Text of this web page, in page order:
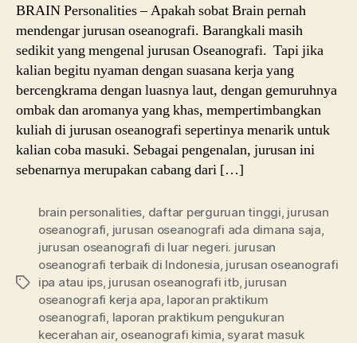
BRAIN Personalities – Apakah sobat Brain pernah
mendengar jurusan oseanografi. Barangkali masih
sedikit yang mengenal jurusan Oseanografi. Tapi jika
kalian begitu nyaman dengan suasana kerja yang
bercengkrama dengan luasnya laut, dengan gemuruhnya
ombak dan aromanya yang khas, mempertimbangkan
kuliah di jurusan oseanografi sepertinya menarik untuk
kalian coba masuki. Sebagai pengenalan, jurusan ini
sebenarnya merupakan cabang dari […]
Tags
brain personalities, daftar perguruan tinggi, jurusan
oseanografi, jurusan oseanografi ada dimana saja,
jurusan oseanografi di luar negeri. jurusan
oseanografi terbaik di Indonesia, jurusan oseanografi
ipa atau ips, jurusan oseanografi itb, jurusan
oseanografi kerja apa, laporan praktikum
oseanografi, laporan praktikum pengukuran
kecerahan air, oseanografi kimia, syarat masuk